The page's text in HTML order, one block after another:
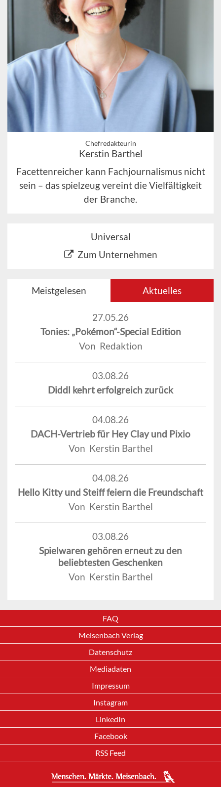
Chefredakteurin
Kerstin Barthel
Facettenreicher kann Fachjournalismus nicht
sein – das spielzeug vereint die Vielfältigkeit
der Branche.
Universal
Zum Unternehmen
Meistgelesen Aktuelles
27.05.26
Tonies: „Pokémon“-Special Edition
Von Redaktion
03.08.26
Diddl kehrt erfolgreich zurück
04.08.26
DACH-Vertrieb für Hey Clay und Pixio
Von Kerstin Barthel
04.08.26
Hello Kitty und Steiff feiern die Freundschaft
Von Kerstin Barthel
03.08.26
Spielwaren gehören erneut zu den
beliebtesten Geschenken
Von Kerstin Barthel
FAQ
Meisenbach Verlag
Datenschutz
Mediadaten
Impressum
Instagram
LinkedIn
Facebook
RSS Feed